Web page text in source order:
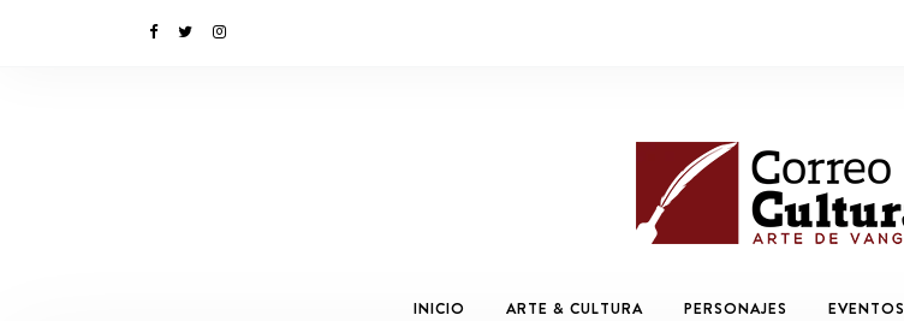
INICIO ARTE & CULTURA PERSONAJES EVENTOS